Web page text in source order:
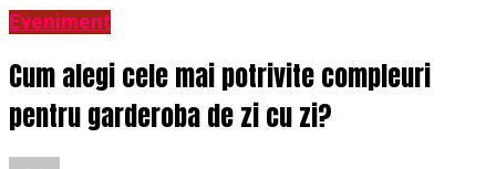
Eveniment
Cum alegi cele mai potrivite compleuri
pentru garderoba de zi cu zi?